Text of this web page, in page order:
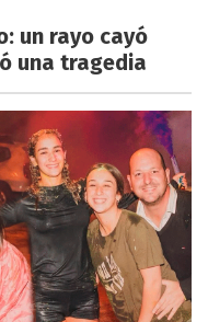
un rayo cayó
una tragedia